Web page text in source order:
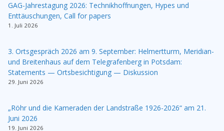
GAG-Jahrestagung 2026: Technikhoffnungen, Hypes und
Enttäuschungen, Call for papers
1. Juli 2026
3. Ortsgespräch 2026 am 9. September: Helmertturm, Meridian-
und Breitenhaus auf dem Telegrafenberg in Potsdam:
Statements — Ortsbesichtigung — Diskussion
29. Juni 2026
„Röhr und die Kameraden der Landstraße 1926-2026“ am 21.
Juni 2026
19. Juni 2026